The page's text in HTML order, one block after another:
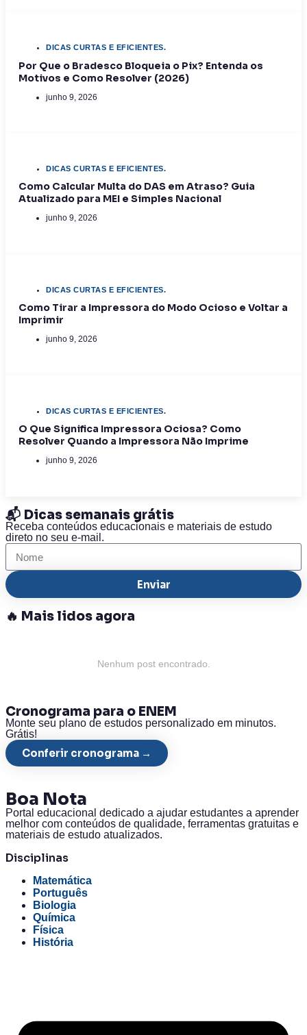
DICAS CURTAS E EFICIENTES.
Por Que o Bradesco Bloqueia o Pix? Entenda os
Motivos e Como Resolver (2026)
junho 9, 2026
DICAS CURTAS E EFICIENTES.
Como Calcular Multa do DAS em Atraso? Guia
Atualizado para MEI e Simples Nacional
junho 9, 2026
DICAS CURTAS E EFICIENTES.
Como Tirar a Impressora do Modo Ocioso e Voltar a
Imprimir
junho 9, 2026
DICAS CURTAS E EFICIENTES.
O Que Significa Impressora Ociosa? Como
Resolver Quando a Impressora Não Imprime
junho 9, 2026
📬 Dicas semanais grátis
Receba conteúdos educacionais e materiais de estudo
direto no seu e-mail.
Enviar
🔥 Mais lidos agora
Nenhum post encontrado.
Cronograma para o ENEM
Monte seu plano de estudos personalizado em minutos.
Grátis!
Conferir cronograma →
Boa Nota
Portal educacional dedicado a ajudar estudantes a aprender
melhor com conteúdos de qualidade, ferramentas gratuitas e
materiais de estudo atualizados.
Disciplinas
Matemática
Português
Biologia
Química
Física
História